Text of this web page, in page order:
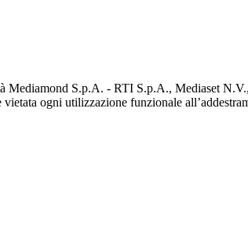
S.p.A. - RTI S.p.A., Mediaset N.V.,
ogni utilizzazione funzionale